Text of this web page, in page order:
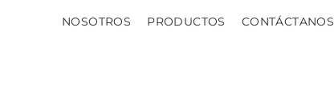
NOSOTROS PRODUCTOS CONTÁCTANOS